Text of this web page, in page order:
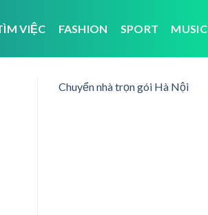
VIỆC FASHION SPORT MUSIC
Chuyển nhà trọn gói Hà Nội